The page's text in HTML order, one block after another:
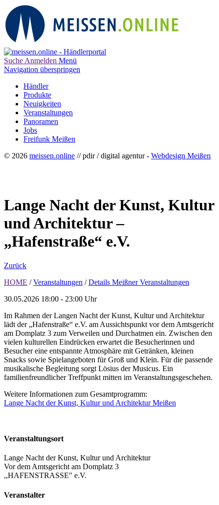
Suche Anmelden Menü
Navigation überspringen
Händler
Produkte
Neuigkeiten
Veranstaltungen
Panoramen
Jobs
Freifunk Meißen
© 2026 meissen.online // pdir / digital agentur - Webdesign Meißen
Lange Nacht der Kunst, Kultur
und Architektur –
„Hafenstraße“ e.V.
Zurück
HOME / Veranstaltungen / Details Meißner Veranstaltungen
30.05.2026 18:00 - 23:00 Uhr
Im Rahmen der Langen Nacht der Kunst, Kultur und Architektur
lädt der „Hafenstraße“ e.V. am Aussichtspunkt vor dem Amtsgericht
am Domplatz 3 zum Verweilen und Durchatmen ein. Zwischen den
vielen kulturellen Eindrücken erwartet die Besucherinnen und
Besucher eine entspannte Atmosphäre mit Getränken, kleinen
Snacks sowie Spielangeboten für Groß und Klein. Für die passende
musikalische Begleitung sorgt Lösius der Musicus. Ein
familienfreundlicher Treffpunkt mitten im Veranstaltungsgeschehen.
Weitere Informationen zum Gesamtprogramm:
Lange Nacht der Kunst, Kultur und Architektur Meißen
Veranstaltungsort
Lange Nacht der Kunst, Kultur und Architektur
Vor dem Amtsgericht am Domplatz 3
,,HAFENSTRASSE" e.V.
Veranstalter